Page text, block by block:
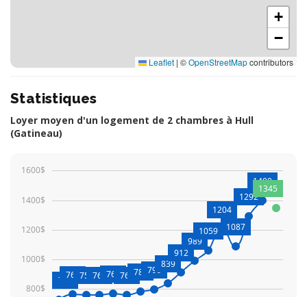
+
−
Leaflet | ©OpenStreetMapcontributors
Statistiques
Loyer moyen d'un logement de 2 chambres à Hull
(Gatineau)
800$
1000$
1200$
1400$
1600$
730765758760768762 785 799
839
912
989
1059
1204
1087
1292
1400
1345